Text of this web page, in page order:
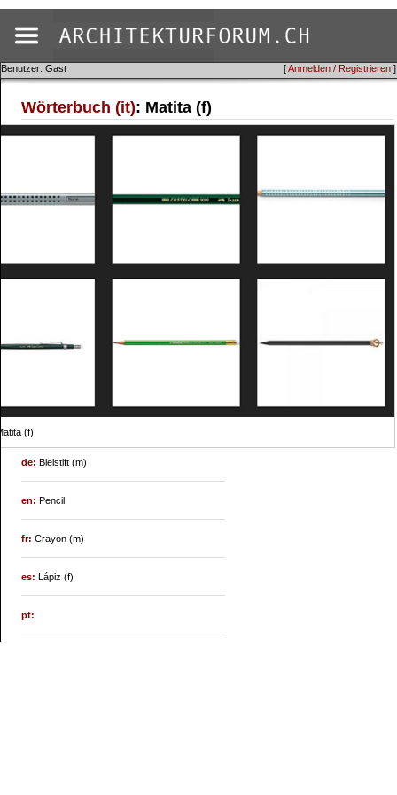
[Anmelden / Registrieren ]
Benutzer: Gast
Wörterbuch (it): Matita (f)
(f)
de:Bleistift (m)
en:Pencil
fr:Crayon (m)
es:Lápiz (f)
pt: